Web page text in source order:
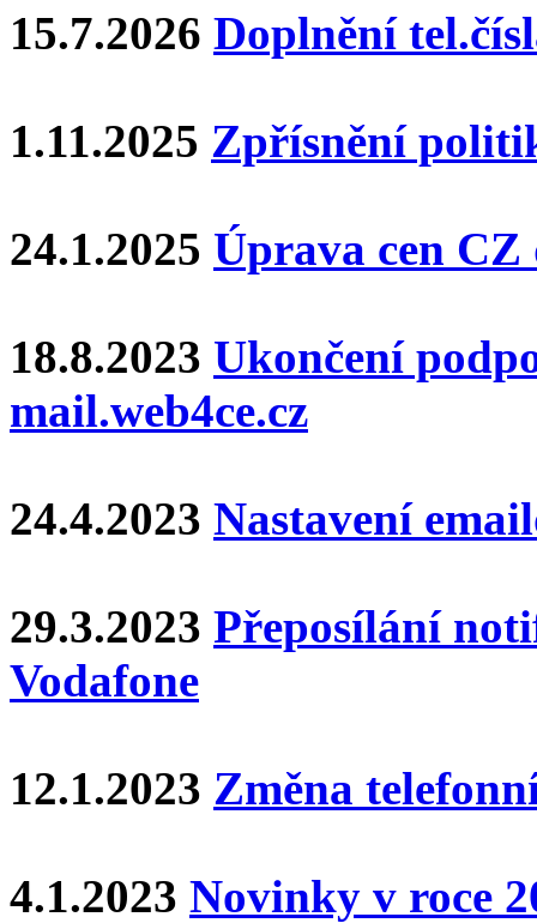
15.7.2026 Doplnění
1.11.2025 Zpřísnění
24.1.2025 Úprava cen CZ
18.8.2023 Ukončení
mail.web4ce.cz
24.4.2023 Nastavení
29.3.2023 Přeposílání
Vodafone
12.1.2023 Změna
4.1.2023 Novinky v roce